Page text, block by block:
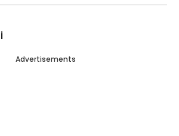
Advertisements